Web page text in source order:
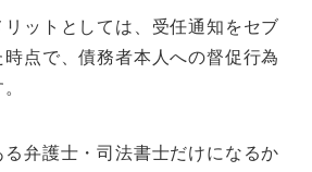
ットとしては、受任通知をセブ
点で、債務者本人への督促行為
弁護士・司法書士だけになるか